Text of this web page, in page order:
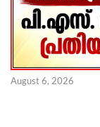
August 6, 2026